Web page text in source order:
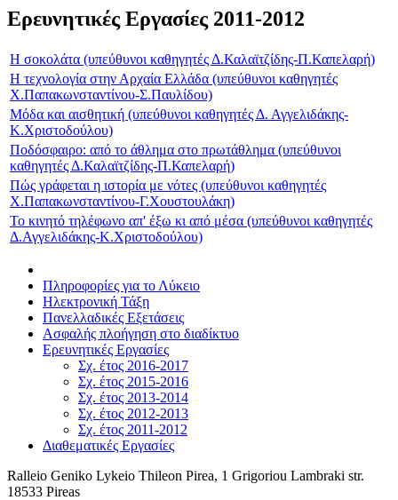
Ερευνητικές Εργασίες 2011-2012
Η σοκολάτα (υπεύθυνοι καθηγητές Δ.Καλαϊτζίδης-Π.Καπελαρή)
Η τεχνολογία στην Αρχαία Ελλάδα (υπεύθυνοι καθηγητές
Χ.Παπακωνσταντίνου-Σ.Παυλίδου)
Μόδα και αισθητική (υπεύθυνοι καθηγητές Δ. Αγγελιδάκης-
Κ.Χριστοδούλου)
Ποδόσφαιρο: από το άθλημα στο πρωτάθλημα (υπεύθυνοι
καθηγητές Δ.Καλαϊτζίδης-Π.Καπελαρή)
Πώς γράφεται η ιστορία με νότες (υπεύθυνοι καθηγητές
Χ.Παπακωνσταντίνου-Γ.Χουστουλάκη)
Το κινητό τηλέφωνο απ' έξω κι από μέσα (υπεύθυνοι καθηγητές
Δ.Αγγελιδάκης-Κ.Χριστοδούλου)
Πληροφορίες για το Λύκειο
Ηλεκτρονική Τάξη
Πανελλαδικές Εξετάσεις
Ασφαλής πλοήγηση στο διαδίκτυο
Ερευνητικές Εργασίες
Σχ. έτος 2016-2017
Σχ. έτος 2015-2016
Σχ. έτος 2013-2014
Σχ. έτος 2012-2013
Σχ. έτος 2011-2012
Διαθεματικές Εργασίες
Ralleio Geniko Lykeio Thileon Pirea, 1 Grigoriou Lambraki str.
18533 Pireas